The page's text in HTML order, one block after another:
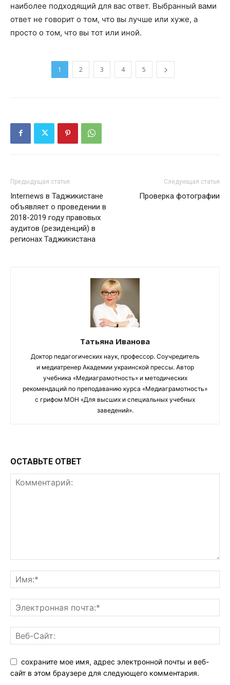
наиболее подходящий для вас ответ. Выбранный вами
ответ не говорит о том, что вы лучше или хуже, а
просто о том, что вы тот или иной.
1 2 3 4 5
Предыдущая статья
Internews в Таджикистане
объявляет о проведении в
2018-2019 году правовых
аудитов (резиденций) в
регионах Таджикистана
Следующая статья
Проверка фотографии
Татьяна Иванова
Доктор педагогических наук, профессор. Соучредитель
и медиатренер Академии украинской прессы. Автор
учебника «Медиаграмотность» и методических
рекомендаций по преподаванию курса «Медиаграмотность»
с грифом МОН «Для высших и специальных учебных
заведений».
ОСТАВЬТЕ ОТВЕТ
сохраните мое имя, адрес электронной почты и веб-
сайт в этом браузере для следующего комментария.